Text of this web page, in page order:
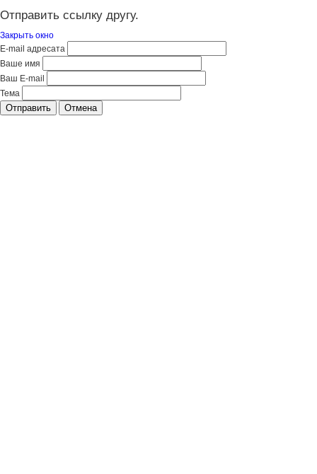
Отправить ссылку другу.
Закрыть окно
E-mail адресата
Ваше имя
Ваш E-mail
Тема
Отправить Отмена